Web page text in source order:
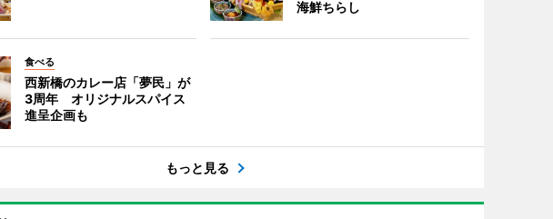
海鮮ちらし
食べる
西新橋のカレー店「夢民」が
3周年 オリジナルスパイス
進呈企画も
もっと見る